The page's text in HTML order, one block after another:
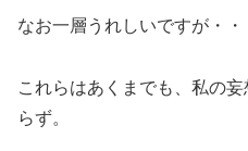
なお一層うれしいですが・・
これらはあくまでも、私の
らず。